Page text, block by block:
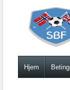
Hjem